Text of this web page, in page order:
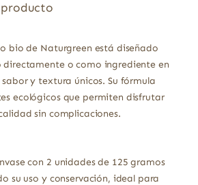
bio de Naturgreen está diseñado
directamente o como ingrediente en
y textura únicos. Su fórmula
ecológicos que permiten disfrutar
sin complicaciones.
con 2 unidades de 125 gramos
su uso y conservación, ideal para